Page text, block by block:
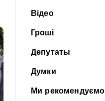
Відео
Гроші
Депутаты
Думки
Ми рекомендуємо